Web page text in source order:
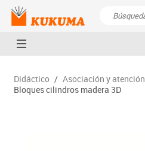
Didáctico / Asociación y atención
Bloques cilindros madera 3D